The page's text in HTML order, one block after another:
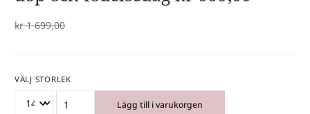
kr 1 699,00
VÄLJ STORLEK
Lägg till i varukorgen